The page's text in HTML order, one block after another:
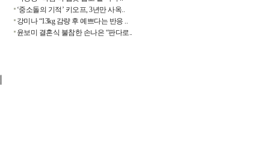
‘중소돌의 기적’ 키오프, 3년만 사옥..
강미나 “13kg 감량 후 예쁘다는 반응 ..
윤보미 결혼식 불참한 손나은 “판다로..